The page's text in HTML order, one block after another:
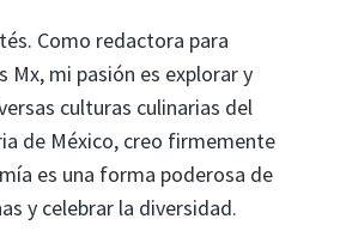
Como redactora para
Mx, mi pasión es explorar y
culturas culinarias del
de México, creo firmemente
es una forma poderosa de
y celebrar la diversidad.